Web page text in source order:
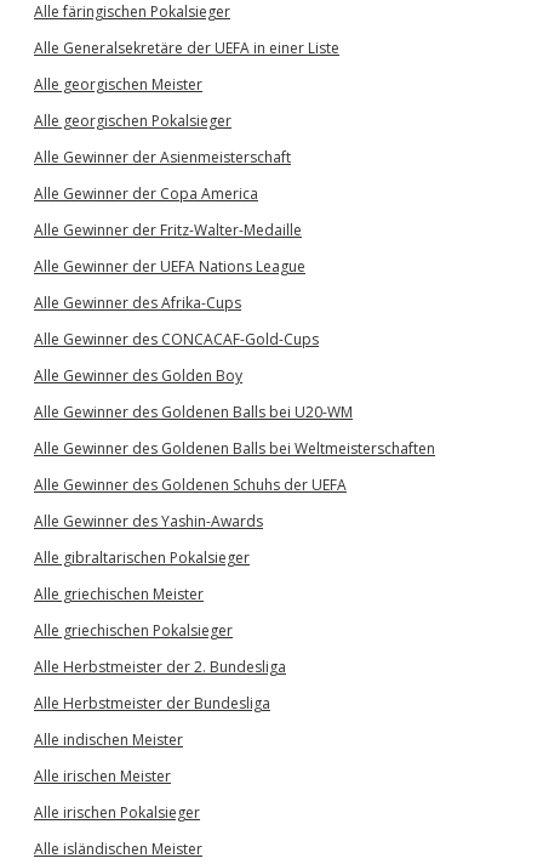
Alle färingischen Pokalsieger
Alle Generalsekretäre der UEFA in einer Liste
Alle georgischen Meister
Alle georgischen Pokalsieger
Alle Gewinner der Asienmeisterschaft
Alle Gewinner der Copa America
Alle Gewinner der Fritz-Walter-Medaille
Alle Gewinner der UEFA Nations League
Alle Gewinner des Afrika-Cups
Alle Gewinner des CONCACAF-Gold-Cups
Alle Gewinner des Golden Boy
Alle Gewinner des Goldenen Balls bei U20-WM
Alle Gewinner des Goldenen Balls bei Weltmeisterschaften
Alle Gewinner des Goldenen Schuhs der UEFA
Alle Gewinner des Yashin-Awards
Alle gibraltarischen Pokalsieger
Alle griechischen Meister
Alle griechischen Pokalsieger
Alle Herbstmeister der 2. Bundesliga
Alle Herbstmeister der Bundesliga
Alle indischen Meister
Alle irischen Meister
Alle irischen Pokalsieger
Alle isländischen Meister